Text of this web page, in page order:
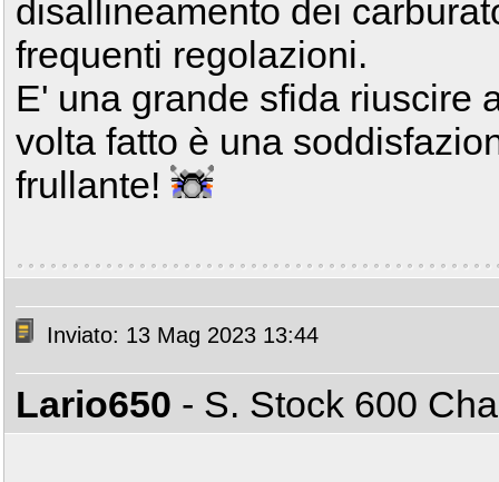
disallineamento dei
frequenti regolazioni.
E' una grande sfida riuscire
volta fatto è una
frullante!
Inviato: 13 Mag 2023 13:44
Lario650 - S. Stock 600